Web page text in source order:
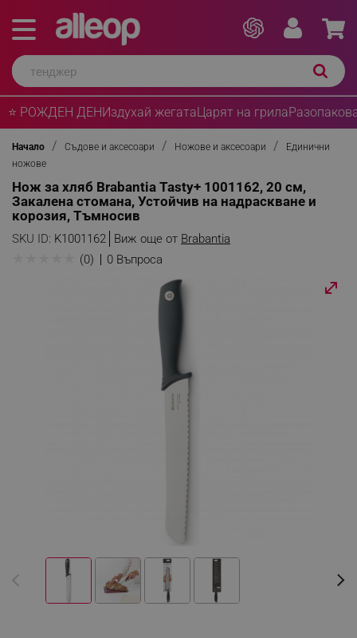
⭐ РОЖДЕН ДЕНИздухай жегатаЦарят на грила
Начало Съдове и аксесоари Ножове и аксесоари
Единични
ножове
Нож за хляб Brabantia Tasty+ 1001162, 20 см,
Закалена стомана, Устойчив на надраскване и
корозия, Тъмносив
SKU ID: K1001162 Виж още от Brabantia
(0) 0 Въпроса